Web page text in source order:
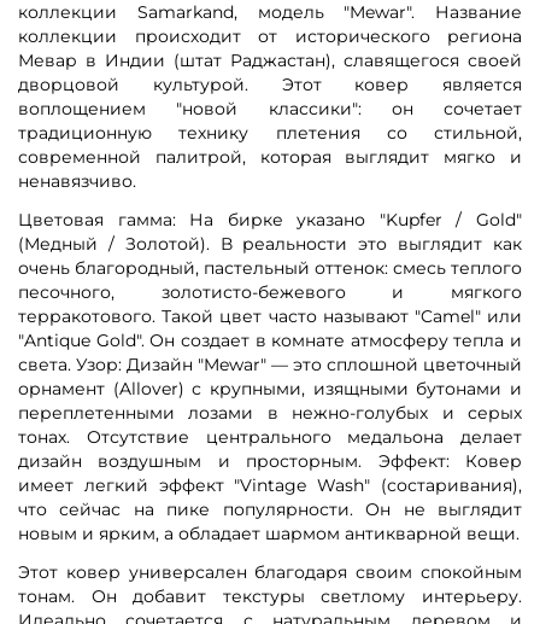
коллекции Samarkand, модель "Mewar". Название
коллекции происходит от исторического региона
Мевар в Индии (штат Раджастан), славящегося своей
дворцовой культурой. Этот ковер является
воплощением "новой классики": он сочетает
традиционную технику плетения со стильной,
современной палитрой, которая выглядит мягко и
ненавязчиво.
Цветовая гамма: На бирке указано "Kupfer / Gold"
(Медный / Золотой). В реальности это выглядит как
очень благородный, пастельный оттенок: смесь теплого
песочного, золотисто-бежевого и мягкого
терракотового. Такой цвет часто называют "Camel" или
"Antique Gold". Он создает в комнате атмосферу тепла и
света. Узор: Дизайн "Mewar" — это сплошной цветочный
орнамент (Allover) с крупными, изящными бутонами и
переплетенными лозами в нежно-голубых и серых
тонах. Отсутствие центрального медальона делает
дизайн воздушным и просторным. Эффект: Ковер
имеет легкий эффект "Vintage Wash" (состаривания),
что сейчас на пике популярности. Он не выглядит
новым и ярким, а обладает шармом антикварной вещи.
Этот ковер универсален благодаря своим спокойным
тонам. Он добавит текстуры светлому интерьеру.